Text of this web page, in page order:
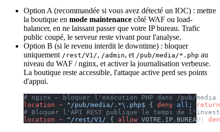
Option A (recommandée si vous avez détecté un IOC) : mettre
la boutique en mode maintenance côté WAF ou load-
balancer, en ne laissant passer que votre IP bureau. Trafic
public coupé, le serveur reste vivant pour l'analyse.
Option B (si le revenu interdit le downtime) : bloquer
uniquement /rest/V1/, /admin, et /pub/media/*.php au
niveau du WAF / nginx, et activer la journalisation verbeuse.
La boutique reste accessible, l'attaque active perd ses points
d'appui.
# nginx — bloquer l'exécution PHP dans /pub/media
location ~ ^/pub/media/.*\.php$ { deny all ;
return
# Bloquer l'API REST publique le temps de
location ~ ^/rest/V1/ { allow VOTRE.IP.BUREAU;